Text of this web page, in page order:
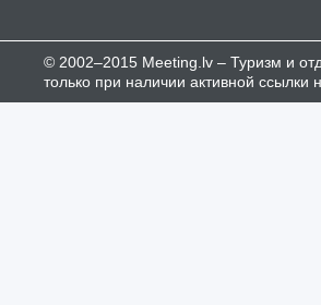
© 2002–2015 Meeting.lv – Туризм и
только при наличии активной ссылки